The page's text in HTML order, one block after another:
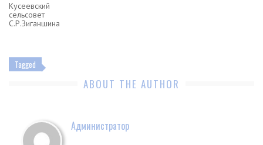
Кусеевский
сельсовет
С.Р.Зиганшина
Tagged
ABOUT THE AUTHOR
Администратор